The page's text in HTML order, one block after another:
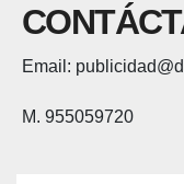
Email:
M. 955059720